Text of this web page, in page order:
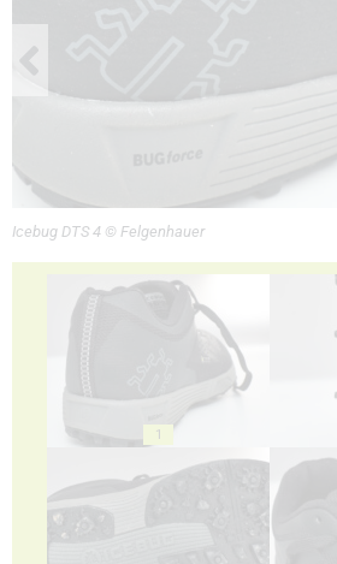
Icebug DTS 4 © Felgenhauer
1